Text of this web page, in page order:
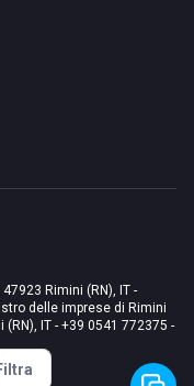
Rimini (RN), IT -
delle imprese di Rimini
(RN), IT - +39 0541 772375 -